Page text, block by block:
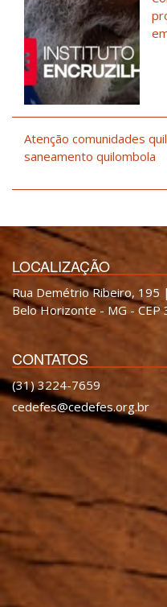
Atenção comunidades
saneamento quilombola
LOCALIZAÇÃO
Rua Demétrio Ribeiro, 195
Belo Horizonte - MG - CEP
CONTATOS
(31) 3224-7659
cedefes@cedefes.org.br